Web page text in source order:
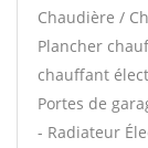
Chaudière /
Plancher
chauffant
Portes de
- Radiateur